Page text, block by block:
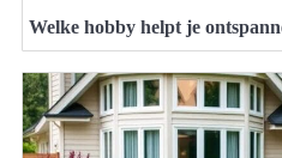
Welke hobby helpt je